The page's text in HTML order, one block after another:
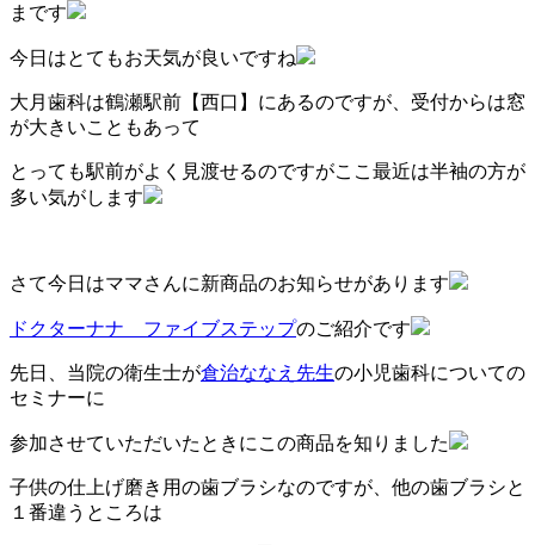
まです
今日はとてもお天気が良いですね
大月歯科は鶴瀬駅前【西口】にあるのですが、受付からは窓
が大きいこともあって
とっても駅前がよく見渡せるのですがここ最近は半袖の方が
多い気がします
さて今日はママさんに新商品のお知らせがあります
ドクターナナ ファイブステップのご紹介です
先日、当院の衛生士が倉治ななえ先生の小児歯科についての
セミナーに
参加させていただいたときにこの商品を知りました
子供の仕上げ磨き用の歯ブラシなのですが、他の歯ブラシと
１番違うところは